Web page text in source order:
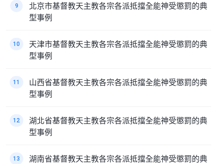
9
北京市基督教天主教各宗各派抵擋全能神受懲罰的典
型事例
10
天津市基督教天主教各宗各派抵擋全能神受懲罰的典
型事例
11
山西省基督教天主教各宗各派抵擋全能神受懲罰的典
型事例
12
湖北省基督教天主教各宗各派抵擋全能神受懲罰的典
型事例
13
湖南省基督教天主教各宗各派抵擋全能神受懲罰的典